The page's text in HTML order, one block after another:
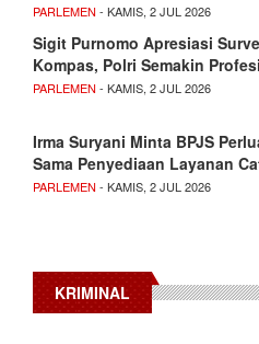
PARLEMEN - KAMIS, 2 JUL 2026
Sigit Purnomo Apresiasi
Kompas, Polri Semakin
PARLEMEN - KAMIS, 2 JUL 2026
Irma Suryani Minta BPJS
Sama Penyediaan Layanan
PARLEMEN - KAMIS, 2 JUL 2026
KRIMINAL